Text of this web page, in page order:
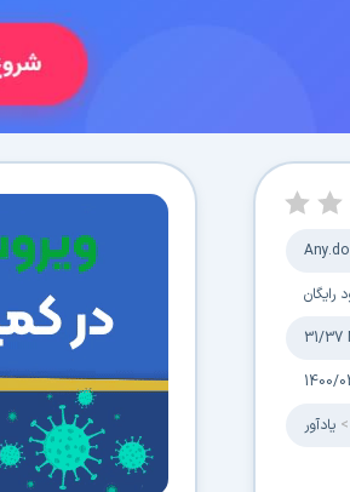
Any.do
رایگان
31/37
1400/
یادآور